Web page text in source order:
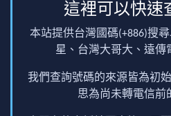
這裡可以快速
本站提供台灣國碼(+886)搜
星、台灣大哥大、遠傳
我們查詢號碼的來源皆為初
思為尚未轉電信前